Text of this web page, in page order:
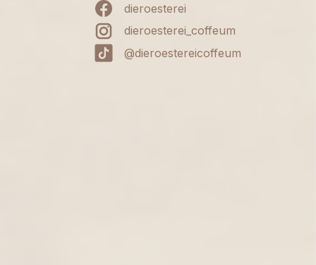
dieroesterei
dieroesterei_coffeum
@dieroestereicoffeum